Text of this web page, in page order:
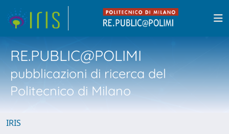
RE.PUBLIC@POLIMI
pubblicazioni di ricerca del
Politecnico di Milano
IRIS